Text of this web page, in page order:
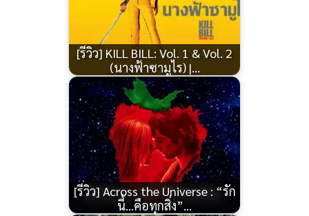
[รีวิว] KILL BILL: Vol. 1 & Vol. 2
(นางฟ้าซามูไร) |…
[รีวิว] Across the Universe : “รัก
นี้…คือทุกสิ่ง”…